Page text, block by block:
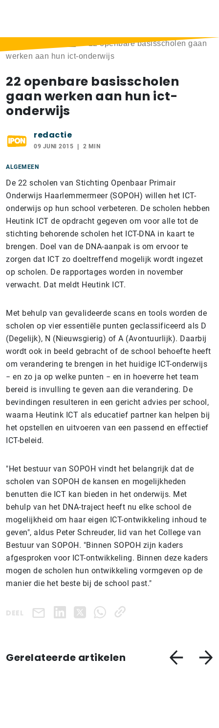
22 openbare basisscholen gaan
werken aan hun ict-onderwijs
22 openbare basisscholen
gaan werken aan hun ict-
onderwijs
redactie
09 JUNI 2015 2 MIN
ALGEMEEN
De 22 scholen van Stichting Openbaar Primair
Onderwijs Haarlemmermeer (SOPOH) willen het ICT-
onderwijs op hun school verbeteren. De scholen hebben
Heutink ICT de opdracht gegeven om voor alle tot de
stichting behorende scholen het ICT-DNA in kaart te
brengen. Doel van de DNA-aanpak is om ervoor te
zorgen dat ICT zo doeltreffend mogelijk wordt ingezet
op scholen. De rapportages worden in november
verwacht. Dat meldt Heutink ICT.
Met behulp van gevalideerde scans en tools worden de
scholen op vier essentiële punten geclassificeerd als D
(Degelijk), N (Nieuwsgierig) of A (Avontuurlijk). Daarbij
wordt ook in beeld gebracht of de school behoefte heeft
om verandering te brengen in het huidige ICT-onderwijs
− en zo ja op welke punten − en in hoeverre het team
bereid is invulling te geven aan die verandering. De
bevindingen resulteren in een gericht advies per school,
waarna Heutink ICT als educatief partner kan helpen bij
het opstellen en uitvoeren van een passend en effectief
ICT-beleid.
"Het bestuur van SOPOH vindt het belangrijk dat de
scholen van SOPOH de kansen en mogelijkheden
benutten die ICT kan bieden in het onderwijs. Met
behulp van het DNA-traject heeft nu elke school de
mogelijkheid om haar eigen ICT-ontwikkeling inhoud te
geven", aldus Peter Schreuder, lid van het College van
Bestuur van SOPOH. "Binnen SOPOH zijn kaders
afgesproken voor ICT-ontwikkeling. Binnen deze kaders
mogen de scholen hun ontwikkeling vormgeven op de
manier die het beste bij de school past."
DEEL
Gerelateerde artikelen